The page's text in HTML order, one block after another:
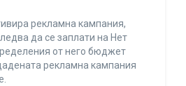
рекламна кампания,
да се заплати на Нет
от него бюджет
рекламна кампания